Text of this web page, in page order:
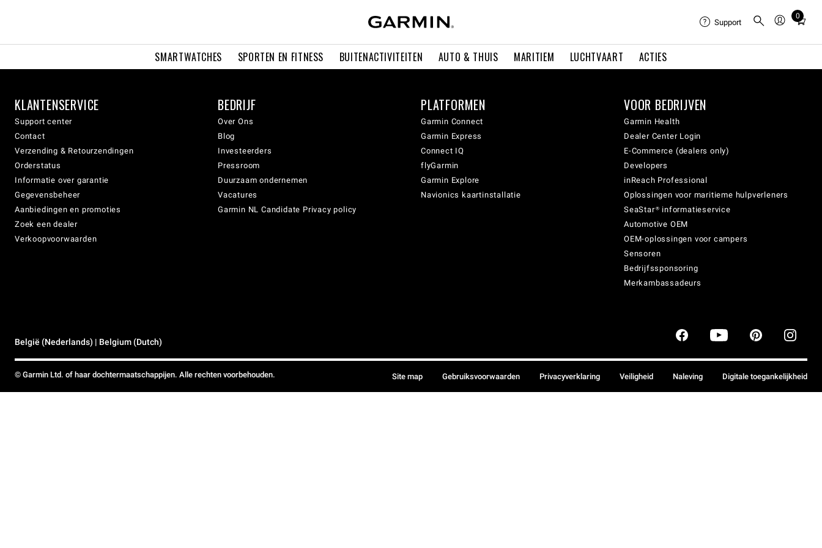
SMARTWATCHES SPORTEN EN FITNESS BUITENACTIVITEITEN AUTO & THUIS MARITIEM LUCHTVAART ACTIES
Support
0
Total
cart:
KLANTENSERVICE
Support center
Contact
Verzending & Retourzendingen
Orderstatus
Informatie over garantie
Gegevensbeheer
Aanbiedingen en promoties
Zoek een dealer
Verkoopvoorwaarden
BEDRIJF
Over Ons
Blog
Investeerders
Pressroom
Duurzaam ondernemen
Vacatures
Garmin NL Candidate Privacy policy
PLATFORMEN
Garmin Connect
Garmin Express
Connect IQ
flyGarmin
Garmin Explore
Navionics kaartinstallatie
VOOR BEDRIJVEN
Garmin Health
Dealer Center Login
E-Commerce (dealers only)
Developers
inReach Professional
Oplossingen voor maritieme hulpverleners
SeaStar® informatieservice
Automotive OEM
OEM-oplossingen voor campers
Sensoren
Bedrijfssponsoring
Merkambassadeurs
België (Nederlands) | Belgium (Dutch)
© Garmin Ltd. of haar dochtermaatschappijen. Alle rechten voorbehouden. Site map Gebruiksvoorwaarden Privacyverklaring Veiligheid Naleving Digitale toegankelijkheid